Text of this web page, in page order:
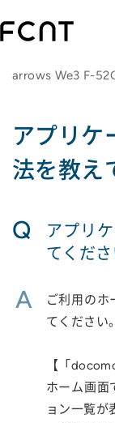
arrows We3 F-
アプリケ
法を教え
Q
アプリ
てくださ
A
ご利用のホ
てください。
【「
ホーム画面
ョン一覧が